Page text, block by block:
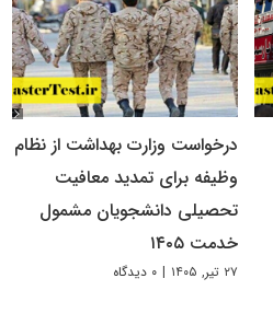
درخواست وزارت بهداشت از نظام
وظیفه برای تمدید معافیت
تحصیلی دانشجویان مشمول
خدمت ۱۴۰۵
۲۷ تیر, ۱۴۰۵ | ۰ دیدگاه